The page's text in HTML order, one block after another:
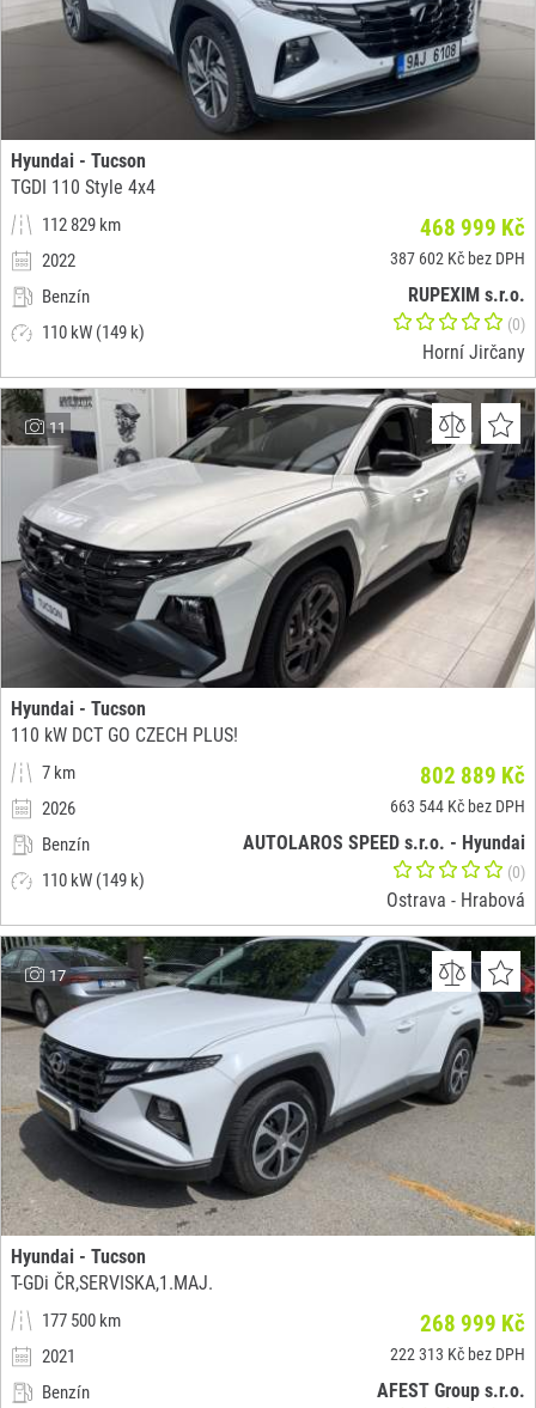
Hyundai - Tucson
TGDI 110 Style 4x4
112 829 km
2022
Benzín
110 kW (149 k)
468 999 Kč
387 602 Kč bez DPH
RUPEXIM s.r.o.
(0)
Horní Jirčany
11
Hyundai - Tucson
110 kW DCT GO CZECH PLUS!
7 km
2026
Benzín
110 kW (149 k)
802 889 Kč
663 544 Kč bez DPH
AUTOLAROS SPEED s.r.o. - Hyundai
(0)
Ostrava - Hrabová
17
Hyundai - Tucson
T-GDi ČR,SERVISKA,1.MAJ.
177 500 km
2021
Benzín
268 999 Kč
222 313 Kč bez DPH
AFEST Group s.r.o.